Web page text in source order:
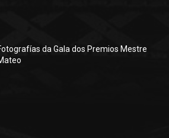
da Gala dos Premios Mestre